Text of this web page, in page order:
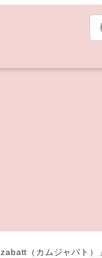
索
（カムジャバト